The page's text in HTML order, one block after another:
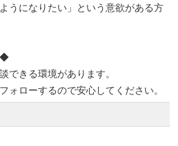
うになりたい」という意欲がある方
◆
できる環境があります。
ォローするので安心してください。